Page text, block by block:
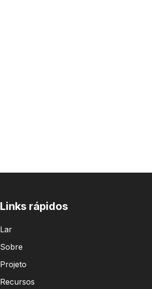
Links rápidos
Lar
Sobre
Projeto
Recursos